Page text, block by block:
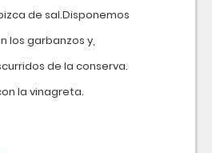
de sal.Disponemos
los garbanzos y,
de la conserva.
la vinagreta.